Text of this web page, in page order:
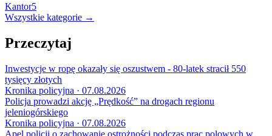
Kantor5
Wszystkie kategorie →
Przeczytaj
Inwestycje w ropę okazały się oszustwem - 80-latek stracił 550
tysięcy złotych
Kronika policyjna · 07.08.2026
Policja prowadzi akcję „Prędkość” na drogach regionu
jeleniogórskiego
Kronika policyjna · 07.08.2026
Apel policji o zachowanie ostrożności podczas prac polowych w